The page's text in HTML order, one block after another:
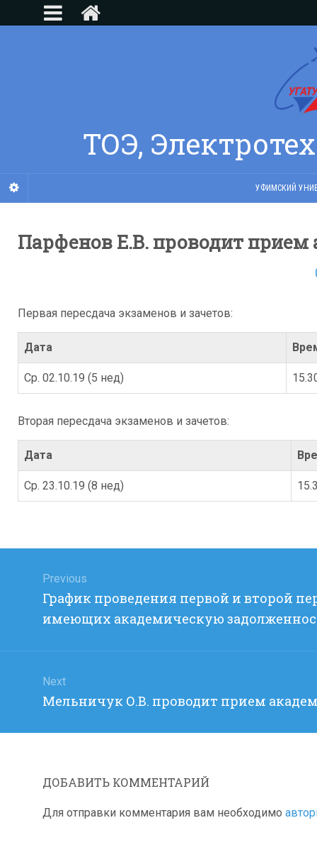
ТОЭ,
УФИМСКИЙ
Парфенов Е.В. проводит
Первая пересдача экзаменов и зачетов:
Дата
Ср. 02.10.19 (5 нед)
Вторая пересдача экзаменов и зачетов:
Дата
Ср. 23.10.19 (8 нед)
записям
Previous
Previous
post:
График проведения первой и второй
имеющих академическую
Next
Next
Мельничук О.В. проводит прием
ДОБАВИТЬ КОММЕНТАРИЙ
Для отправки комментария вам необходимо